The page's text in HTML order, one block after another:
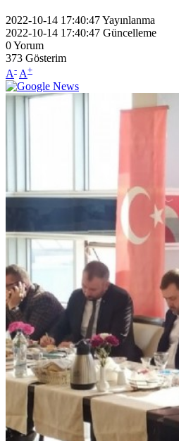
2022-10-14 17:40:47Yayınlanma
2022-10-14 17:40:47 Güncelleme
0Yorum
373 Gösterim
A- A+